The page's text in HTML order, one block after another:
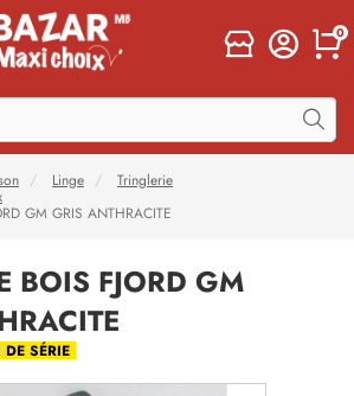
0
Linge
Tringlerie
GM GRIS ANTHRACITE
BOIS FJORD GM
SÉRIE